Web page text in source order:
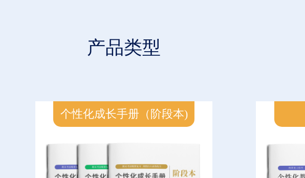
产品类型
个性化成长手册（阶段本)